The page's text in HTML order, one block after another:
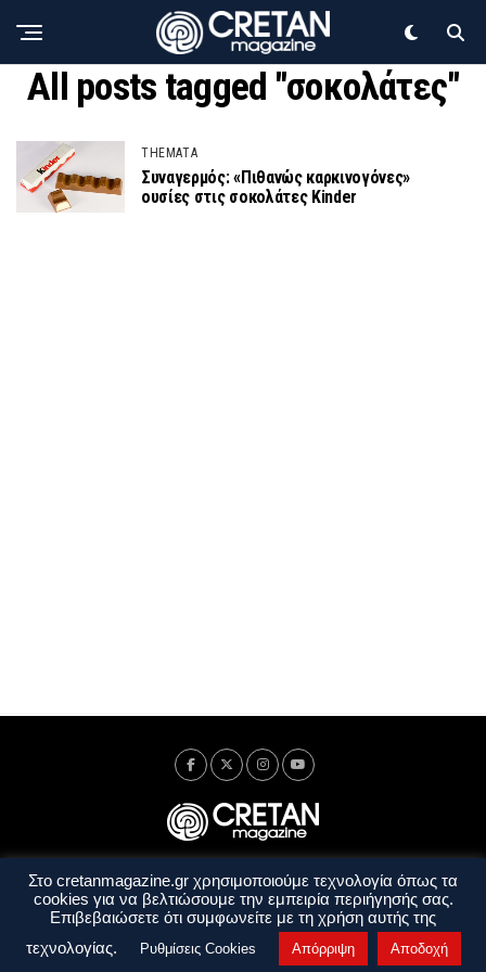
All posts tagged "σοκολάτες"
THEMATA
Συναγερμός: «Πιθανώς καρκινογόνες»
ουσίες στις σοκολάτες Kinder
Ταυτότητα Πολιτική Απορρήτου
Όροι Χρήσης
Όροι και Προϋποθέσεις
Στο cretanmagazine.gr χρησιμοποιούμε τεχνολογία όπως τα
cookies για να βελτιώσουμε την εμπειρία περιήγησής σας.
Επιβεβαιώσετε ότι συμφωνείτε με τη χρήση αυτής της
τεχνολογίας.
Ρυθμίσεις Cookies Απόρριψη Αποδοχή